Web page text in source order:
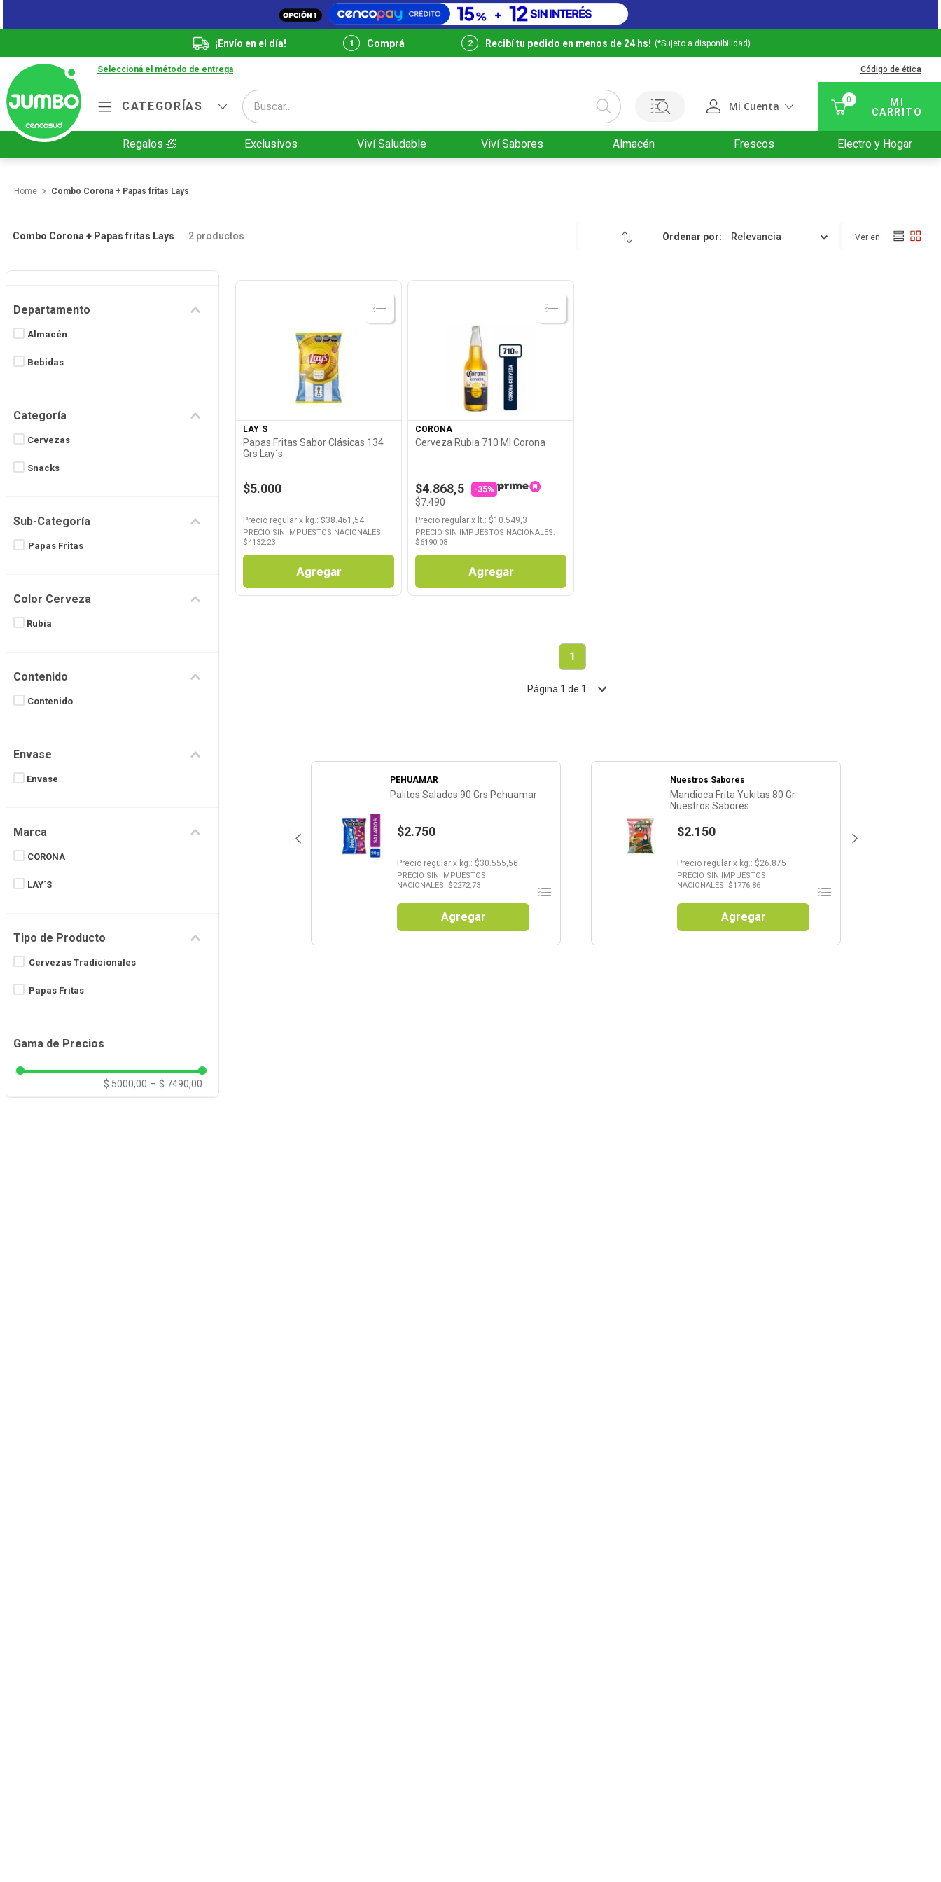
¡Envío en el día! Comprá Recibí tu pedido en menos de 24 hs! (*Sujeto a disponibilidad)
Seleccioná el método de entrega Código de ética
CATEGORÍAS
Buscar...
Mi Cuenta
0
Regalos 🧸 Exclusivos Viví Saludable Viví Sabores Almacén Frescos Electro y Hogar
Combo Corona + Papas fritas Lays
Combo Corona + Papas fritas Lays 2 productos Ordenar por Relevancia
Departamento
Almacén
Bebidas
Categoría
Cervezas
Snacks
Sub-Categoría
Papas Fritas
Color Cerveza
Rubia
Contenido
Contenido
Envase
Envase
Marca
CORONA
LAY´S
Tipo de Producto
Cervezas Tradicionales
Papas Fritas
Gama de Precios
$ 5000,00 – $ 7490,00
Ver Producto
LAY´S
Papas Fritas Sabor Clásicas 134
Grs Lay´s
$5.000
Precio regular x kg.: $38.461,54
PRECIO SIN IMPUESTOS NACIONALES:
$4132,23
Agregar
Ver Producto
CORONA
Cerveza Rubia 710 Ml Corona
$4.868,5 -35%
$7.490
Precio regular x lt.: $10.549,3
PRECIO SIN IMPUESTOS NACIONALES:
$6190,08
Agregar
1
Página 1 de 1
PEHUAMAR
Palitos Salados 90 Grs Pehuamar
$2.750
Precio regular x kg.: $30.555,56
PRECIO SIN IMPUESTOS
NACIONALES: $2272,73
Agregar
Nuestros Sabores
Mandioca Frita Yukitas 80 Gr
Nuestros Sabores
$2.150
Precio regular x kg.: $26.875
PRECIO SIN IMPUESTOS
NACIONALES: $1776,86
Agregar
Términos más buscados
2
4.
Valijas
Galletitas
7.